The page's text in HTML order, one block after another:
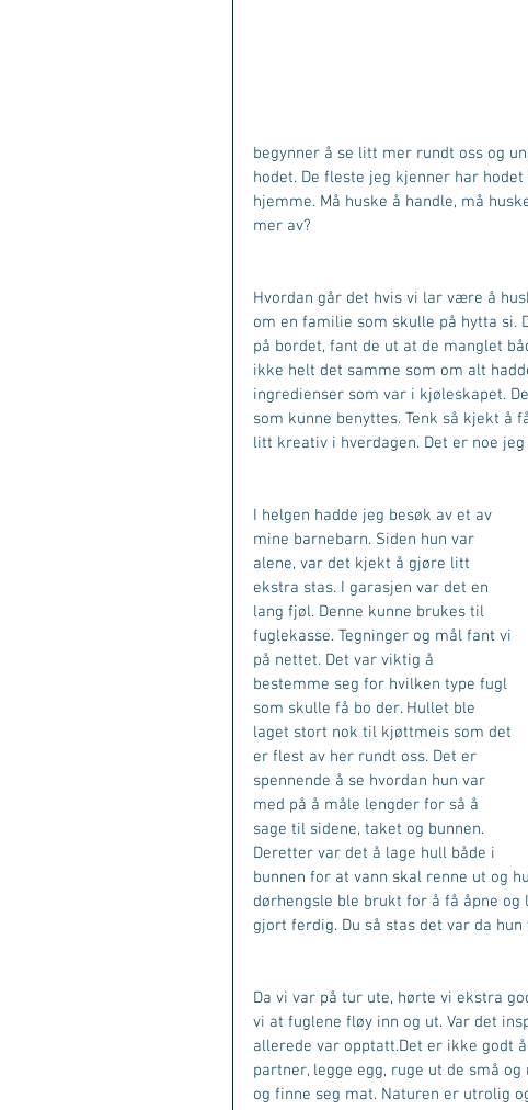
begynner å se litt mer rundt oss og
hodet. De fleste jeg kjenner har
hjemme. Må huske å handle, må
mer av?
Hvordan går det hvis vi lar være å
om en familie som skulle på hytta si.
på bordet, fant de ut at de manglet
ikke helt det samme som om alt
ingredienser som var i kjøleskapet.
som kunne benyttes. Tenk så kjekt å
litt kreativ i hverdagen. Det er noe
I helgen hadde jeg besøk av et av
mine barnebarn. Siden hun var
alene, var det kjekt å gjøre litt
ekstra stas. I garasjen var det en
lang fjøl. Denne kunne brukes til
fuglekasse. Tegninger og mål fant vi
på nettet. Det var viktig å
bestemme seg for hvilken type fugl
som skulle få bo der. Hullet ble
laget stort nok til kjøttmeis som det
er flest av her rundt oss. Det er
spennende å se hvordan hun var
med på å måle lengder for så å
sage til sidene, taket og bunnen.
Deretter var det å lage hull både i
bunnen for at vann skal renne ut og
dørhengsle ble brukt for å få åpne
gjort ferdig. Du så stas det var da
Da vi var på tur ute, hørte vi ekstra
vi at fuglene fløy inn og ut. Var det
allerede var opptatt.Det er ikke godt
partner, legge egg, ruge ut de små
og finne seg mat. Naturen er utrolig